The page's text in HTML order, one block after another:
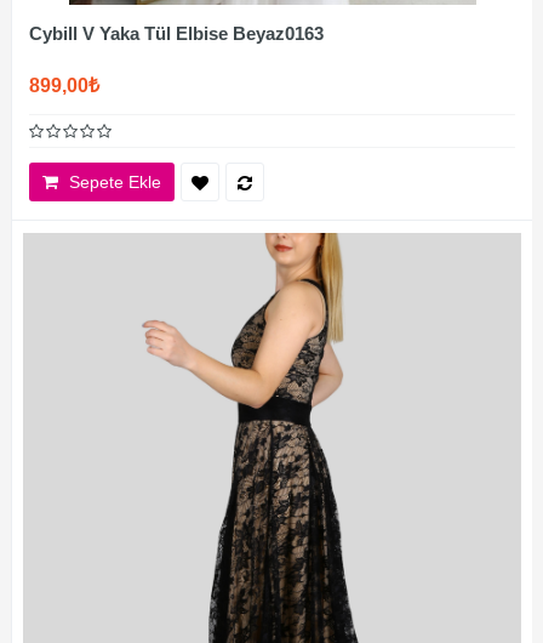
Cybill V Yaka Tül Elbise Beyaz0163
899,00₺
Sepete Ekle